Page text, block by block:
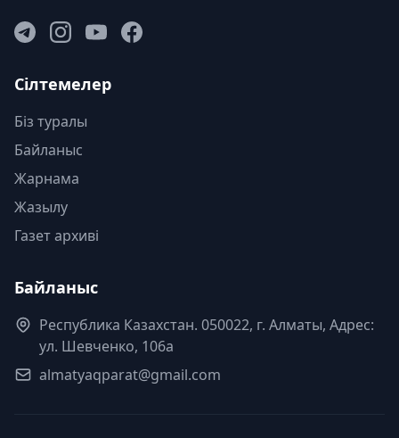
Сілтемелер
Біз туралы
Байланыс
Жарнама
Жазылу
Газет архиві
Байланыс
Республика Казахстан. 050022, г. Алматы, Адрес:
ул. Шевченко, 106а
almatyaqparat@gmail.com